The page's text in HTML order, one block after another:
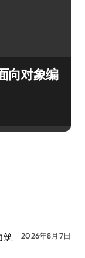
向对象编
筑
2026年8月7日